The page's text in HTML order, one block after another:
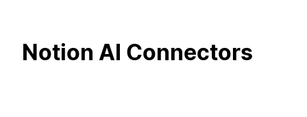
Notion AI Connectors